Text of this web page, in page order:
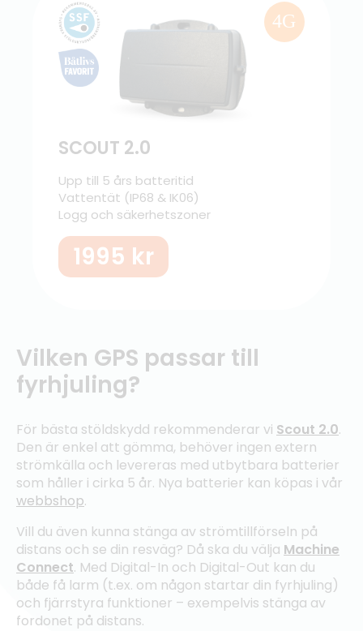
4G
SCOUT 2.0
Upp till 5 års batteritid
Vattentät (IP68 & IK06)
Logg och säkerhetszoner
1995 kr
Vilken GPS passar till
fyrhjuling?
För bästa stöldskydd rekommenderar vi Scout 2.0.
Den är enkel att gömma, behöver ingen extern
strömkälla och levereras med utbytbara batterier
som håller i cirka 5 år. Nya batterier kan köpas i vår
webbshop.
Vill du även kunna stänga av strömtillförseln på
distans och se din resväg? Då ska du välja Machine
Connect. Med Digital-In och Digital-Out kan du
både få larm (t.ex. om någon startar din fyrhjuling)
och fjärrstyra funktioner – exempelvis stänga av
fordonet på distans.